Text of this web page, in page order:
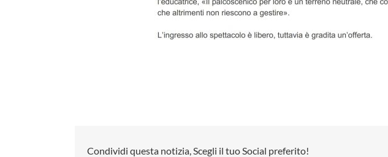
Condividi questa notizia, Scegli il tuo Social preferito!